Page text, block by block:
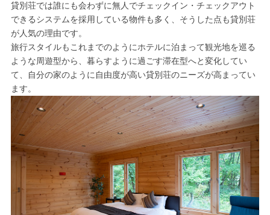
貸別荘では誰にも会わずに無人でチェックイン・チェックアウト
できるシステムを採用している物件も多く、そうした点も貸別荘
が人気の理由です。
旅行スタイルもこれまでのようにホテルに泊まって観光地を巡る
ような周遊型から、暮らすように過ごす滞在型へと変化してい
て、自分の家のように自由度が高い貸別荘のニーズが高まってい
ます。